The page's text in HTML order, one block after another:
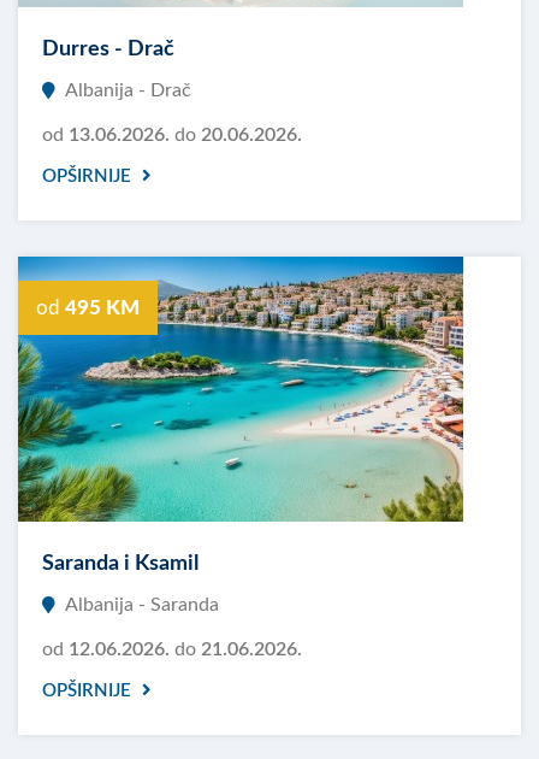
Durres - Drač
Albanija - Drač
od 13.06.2026. do 20.06.2026.
OPŠIRNIJE
od 495 KM
Saranda i Ksamil
Albanija - Saranda
od 12.06.2026. do 21.06.2026.
OPŠIRNIJE